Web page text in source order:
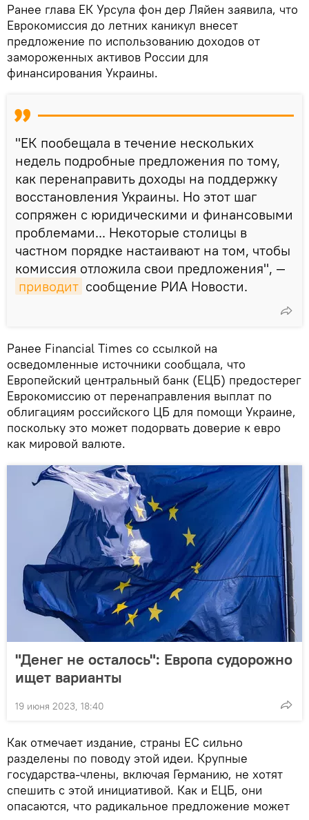
Ранее глава ЕК Урсула фон дер Ляйен заявила, что
Еврокомиссия до летних каникул внесет
предложение по использованию доходов от
замороженных активов России для
финансирования Украины.
"ЕК пообещала в течение нескольких
недель подробные предложения по тому,
как перенаправить доходы на поддержку
восстановления Украины. Но этот шаг
сопряжен с юридическими и финансовыми
проблемами... Некоторые столицы в
частном порядке настаивают на том, чтобы
комиссия отложила свои предложения", —
приводит сообщение РИА Новости.
Ранее Financial Times со ссылкой на
осведомленные источники сообщала, что
Европейский центральный банк (ЕЦБ) предостерег
Еврокомиссию от перенаправления выплат по
облигациям российского ЦБ для помощи Украине,
поскольку это может подорвать доверие к евро
как мировой валюте.
"Денег не осталось": Европа судорожно
ищет варианты
19 июня 2023, 18:40
Как отмечает издание, страны ЕС сильно
разделены по поводу этой идеи. Крупные
государства-члены, включая Германию, не хотят
спешить с этой инициативой. Как и ЕЦБ, они
опасаются, что радикальное предложение может